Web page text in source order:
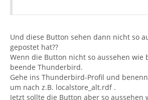
Und diese Button sehen dann nicht so
gepostet hat??
Wenn die Button nicht so aussehen wie
beende Thunderbird.
Gehe ins Thunderbird-Profil und
um nach z.B. localstore_alt.rdf .
Jetzt sollte die Button aber so aussehen